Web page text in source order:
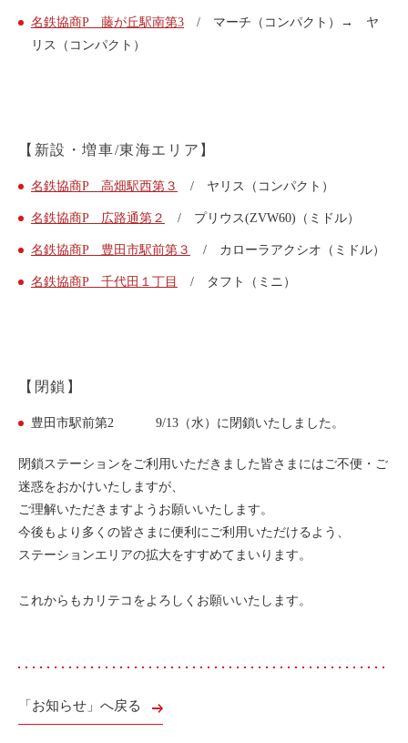
名鉄協商P 藤が丘駅南第3 / マーチ（コンパクト）→ ヤ
リス（コンパクト）
【新設・増車/東海エリア】
名鉄協商P 高畑駅西第３ / ヤリス（コンパクト）
名鉄協商P 広路通第２ / プリウス(ZVW60)（ミドル）
名鉄協商P 豊田市駅前第３ / カローラアクシオ（ミドル）
名鉄協商P 千代田１丁目 / タフト（ミニ）
【閉鎖】
豊田市駅前第2 9/13（水）に閉鎖いたしました。
閉鎖ステーションをご利用いただきました皆さまにはご不便・ご
迷惑をおかけいたしますが、
ご理解いただきますようお願いいたします。
今後もより多くの皆さまに便利にご利用いただけるよう、
ステーションエリアの拡大をすすめてまいります。
これからもカリテコをよろしくお願いいたします。
「お知らせ」へ戻る